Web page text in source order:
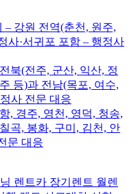
– 강원 전역(춘천, 원주,
사·서귀포 포함 – 행정사
북(전주, 군산, 익산, 정
등)과 전남(목포, 여수,
사 전문 대응
, 경주, 영천, 영덕, 청송,
곡, 봉화, 구미, 김천, 안
문 대응
렌트카 장기렌트 월렌